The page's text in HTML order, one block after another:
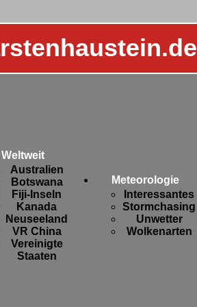
Weltweit
Australien
Botswana
Fiji-Inseln
Kanada
Neuseeland
VR China
Vereinigte
Staaten
Meteorologie
Interessantes
Stormchasing
Unwetter
Wolkenarten